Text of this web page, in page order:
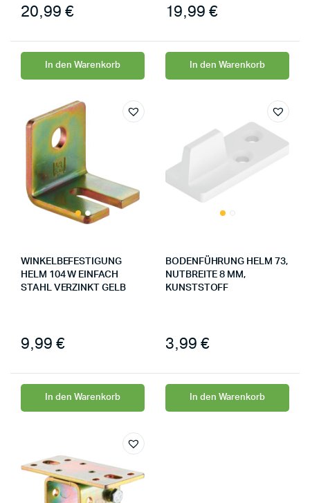
20,99 €
In den Warenkorb
19,99 €
In den Warenkorb
WINKELBEFESTIGUNG
HELM 104 W EINFACH
STAHL VERZINKT GELB
9,99 €
In den Warenkorb
BODENFÜHRUNG HELM 73,
NUTBREITE 8 MM,
KUNSTSTOFF
3,99 €
In den Warenkorb